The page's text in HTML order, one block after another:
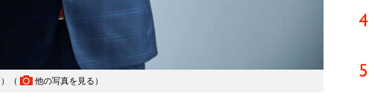
（ 他の写真を見る ）